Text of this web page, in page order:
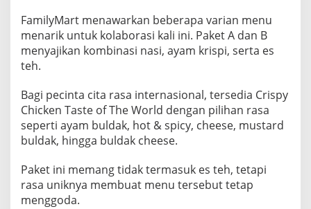
FamilyMart menawarkan beberapa varian menu
menarik untuk kolaborasi kali ini. Paket A dan B
menyajikan kombinasi nasi, ayam krispi, serta es
teh.
Bagi pecinta cita rasa internasional, tersedia Crispy
Chicken Taste of The World dengan pilihan rasa
seperti ayam buldak, hot & spicy, cheese, mustard
buldak, hingga buldak cheese.
Paket ini memang tidak termasuk es teh, tetapi
rasa uniknya membuat menu tersebut tetap
menggoda.